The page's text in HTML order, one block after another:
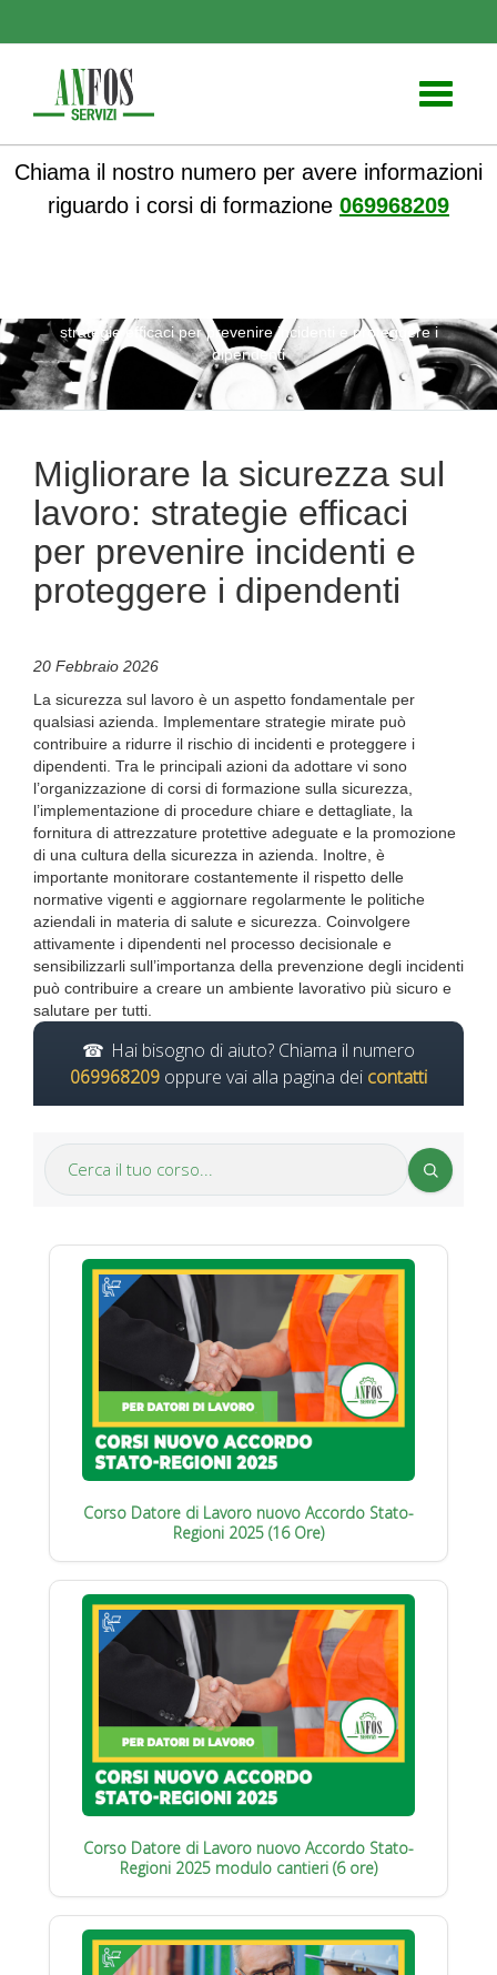
Toggle
Chiama il nostro numero per avere informazioni
riguardo i corsi di formazione 069968209
strategie efficaci per prevenire incidenti e proteggere i
dipendenti
Migliorare la sicurezza sul
lavoro: strategie efficaci
per prevenire incidenti e
proteggere i dipendenti
20 Febbraio 2026
La sicurezza sul lavoro è un aspetto fondamentale per
qualsiasi azienda. Implementare strategie mirate può
contribuire a ridurre il rischio di incidenti e proteggere i
dipendenti. Tra le principali azioni da adottare vi sono
l’organizzazione di corsi di formazione sulla sicurezza,
l’implementazione di procedure chiare e dettagliate, la
fornitura di attrezzature protettive adeguate e la promozione
di una cultura della sicurezza in azienda. Inoltre, è
importante monitorare costantemente il rispetto delle
normative vigenti e aggiornare regolarmente le politiche
aziendali in materia di salute e sicurezza. Coinvolgere
attivamente i dipendenti nel processo decisionale e
sensibilizzarli sull’importanza della prevenzione degli incidenti
può contribuire a creare un ambiente lavorativo più sicuro e
salutare per tutti.
Hai bisogno di aiuto? Chiama il numero
069968209 oppure vai alla pagina dei contatti
Corso Datore di Lavoro nuovo Accordo Stato-
Regioni 2025 (16 Ore)
Corso Datore di Lavoro nuovo Accordo Stato-
Regioni 2025 modulo cantieri (6 ore)